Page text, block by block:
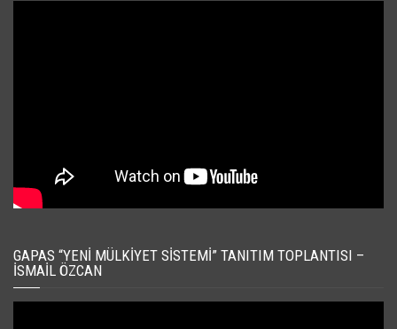
GAPAS “YENI MÜLKIYET SISTEMI” TANITIM TOPLANTISI –
İSMAIL ÖZCAN